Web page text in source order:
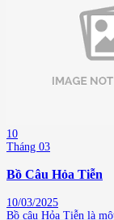
10
Tháng 03
Bồ Câu Hỏa Tiễn
10/03/2025
Bồ câu Hỏa Tiễn là